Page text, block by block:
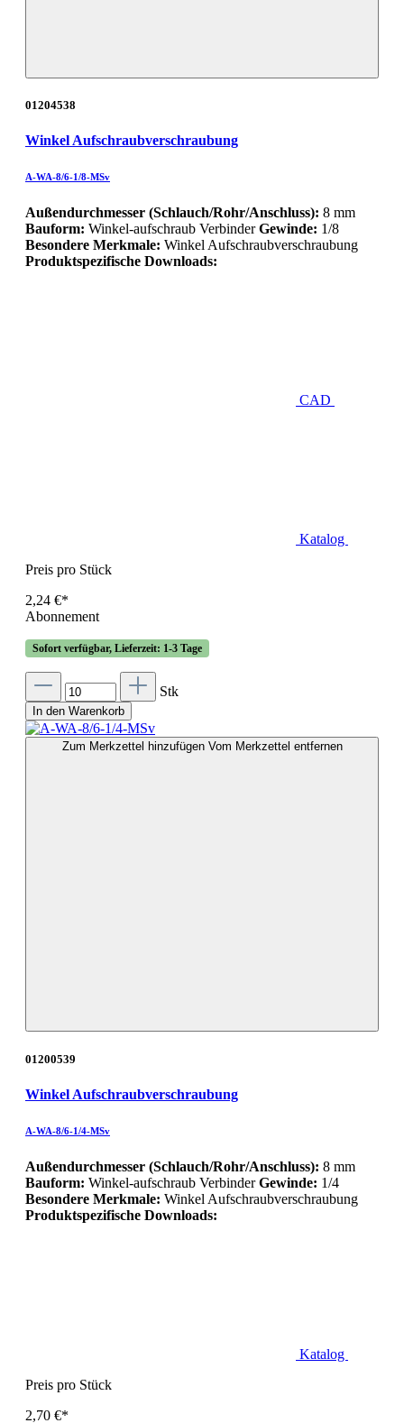
01204538
Winkel Aufschraubverschraubung
A-WA-8/6-1/8-MSv
Außendurchmesser (Schlauch/Rohr/Anschluss): 8 mm
Bauform: Winkel-aufschraub VerbinderGewinde: 1/8
Besondere Merkmale: Winkel Aufschraubverschraubung
Produktspezifische Downloads:
CAD
Katalog
Preis pro Stück
2,24 €*
Abonnement
Sofort verfügbar, Lieferzeit: 1-3 Tage
Stk
In den Warenkorb
Zum Merkzettel hinzufügen Vom Merkzettel entfernen
01200539
Winkel Aufschraubverschraubung
A-WA-8/6-1/4-MSv
Außendurchmesser (Schlauch/Rohr/Anschluss): 8 mm
Bauform: Winkel-aufschraub VerbinderGewinde: 1/4
Besondere Merkmale: Winkel Aufschraubverschraubung
Produktspezifische Downloads:
Katalog
Preis pro Stück
2,70 €*